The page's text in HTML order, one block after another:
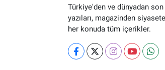
Türkiye'den ve dünyadan
yazıları, magazinden
her konuda tüm içerikler.